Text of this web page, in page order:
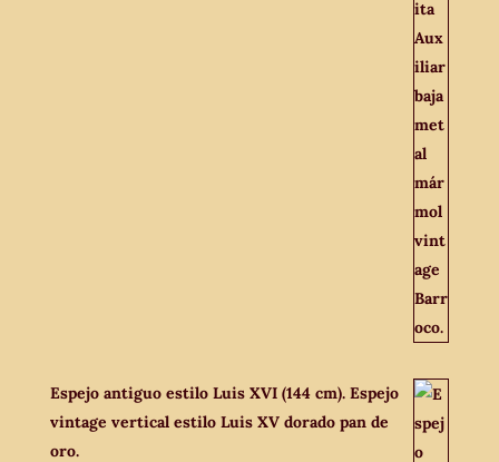
Espejo antiguo estilo Luis XVI (144 cm). Espejo
vintage vertical estilo Luis XV dorado pan de
oro.